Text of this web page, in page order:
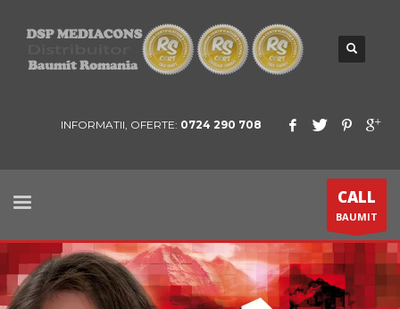
INFORMATII, OFERTE: 0724 290 708
CALL
BAUMIT